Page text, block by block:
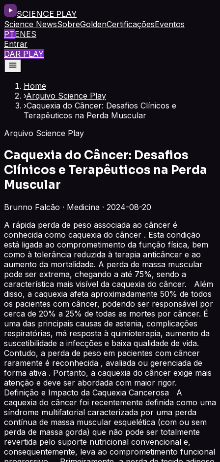
SCIENCE PLAY
Science NewsSobreGoldenCertificaçõesEventos
PTENES
Entrar
DAR PLAY
Home
›Arquivo Science Play
›Caquexia do Câncer: Desafios Clínicos e
Terapêuticos na Perda Muscular
Arquivo Science Play
Caquexia do Câncer: Desafios
Clínicos e Terapêuticos na Perda
Muscular
Brunno Falcão · Medicina · 2024-08-20
A rápida perda de peso associada ao câncer é
conhecida como caquexia do câncer . Esta condição
está ligada ao comprometimento da função física, bem
como à tolerância reduzida à terapia anticâncer e ao
aumento da mortalidade. A perda de massa muscular
pode ser extrema, chegando a até 75%, sendo a
característica mais visível da caquexia do câncer. Além
disso, a caquexia afeta aproximadamente 50% de todos
os pacientes com câncer, podendo ser responsável por
cerca de 20% a 25% de todas as mortes por câncer. É
uma das principais causas de astenia, complicações
respiratórias, má resposta à quimioterapia, aumento da
suscetibilidade a infecções e baixa qualidade de vida.
Contudo, a perda de peso em pacientes com câncer
raramente é reconhecida , avaliada ou gerenciada de
forma ativa . Portanto, a caquexia do câncer exige mais
atenção e deve ser abordada com maior rigor.
Definição e Impacto da Caquexia Cancerosa A
caquexia do câncer foi recentemente definida como uma
síndrome multifatorial caracterizada por uma perda
contínua de massa muscular esquelética (com ou sem
perda de massa gorda) que não pode ser totalmente
revertida pelo suporte nutricional convencional e,
consequentemente, leva ao comprometimento funcional